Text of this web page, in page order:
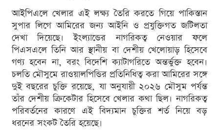
আইপিএলে খেলার এই লক্ষ্য তৈরি করতে গিয়ে পাকিস্তান
সুপার লিগে আমিরের জন্য আইনি ও প্রযুক্তিগত জটিলতা
দেখা দিয়েছে। ইংল্যান্ডের নাগরিকত্ব নেওয়ার ফলে
পিএসএলে তিনি আর স্থানীয় বা দেশীয় খেলোয়াড় হিসেবে
গণ্য হবেন না, বরং বিদেশি ক্যাটাগরিতে অন্তর্ভুক্ত হবেন।
চলতি মৌসুমে রাওয়ালপিন্ডির প্রতিনিধিত্ব করা আমিরের সঙ্গে
দুই বছরের চুক্তি রয়েছে, যা অনুযায়ী ২০২৬ মৌসুম পর্যন্ত
তাঁর দেশীয় ক্রিকেটার হিসেবে খেলার কথা ছিল। নাগরিকত্ব
পরিবর্তনের কারণে এই বিদ্যমান চুক্তির শর্ত নিয়ে বড়
ধরনের সংকট তৈরি হয়েছে।